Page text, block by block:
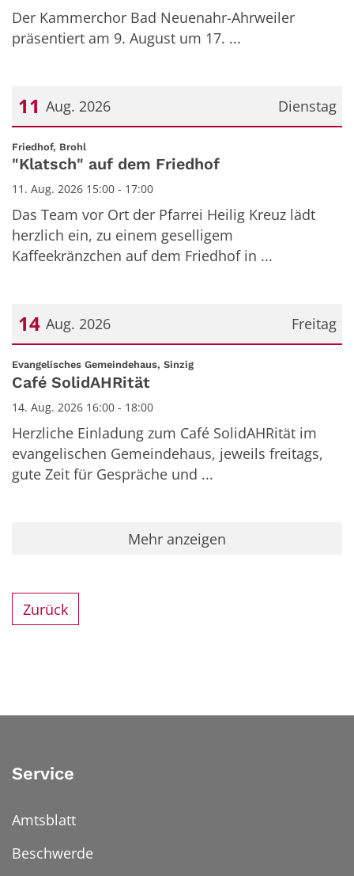
Der Kammerchor Bad Neuenahr-Ahrweiler
präsentiert am 9. August um 17. ...
Dienstag
11 Aug. 2026
Datum: 11. August 2026
Friedhof, Brohl
"Klatsch" auf dem Friedhof
11. Aug. 2026 15:00 - 17:00
Das Team vor Ort der Pfarrei Heilig Kreuz lädt
herzlich ein, zu einem geselligem
Kaffeekränzchen auf dem Friedhof in ...
Freitag
14 Aug. 2026
Datum: 14. August 2026
Evangelisches Gemeindehaus, Sinzig:
Café SolidAHRität
14. Aug. 2026 16:00 - 18:00
Herzliche Einladung zum Café SolidAHRität im
evangelischen Gemeindehaus, jeweils freitags,
gute Zeit für Gespräche und ...
Mehr anzeigen
Zurück
Service
Amtsblatt
Beschwerde